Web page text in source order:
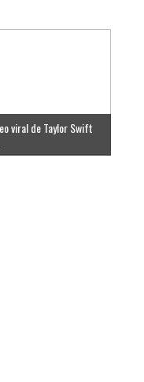
viral de Taylor Swift